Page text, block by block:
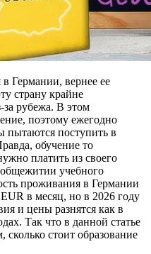
Германии, вернее ее
страну крайне
за рубежа. В этом
поэтому ежегодно
пытаются поступить в
обучение то
платить из своего
учебного
проживания в Германии
в месяц, но в 2026 году
и цены разнятся как в
Так что в данной статье
стоит образование